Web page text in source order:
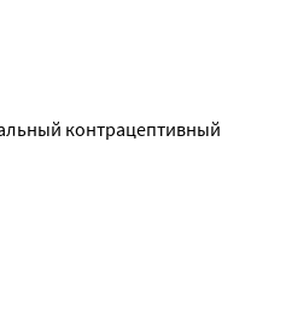
контрацептивный